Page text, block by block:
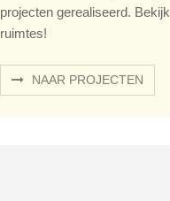
projecten gerealiseerd.
ruimtes!
NAAR PROJECTEN